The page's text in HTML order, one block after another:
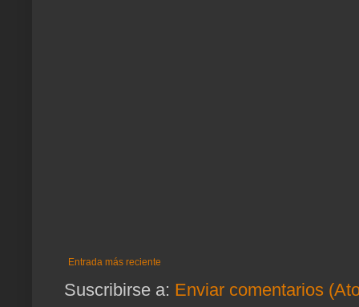
Entrada más reciente
Suscribirse a: Enviar comentarios